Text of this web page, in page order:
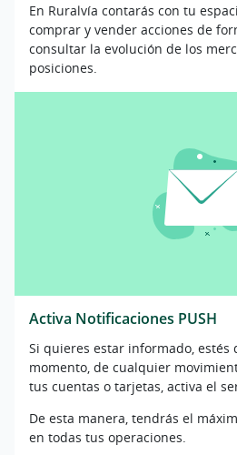
En Ruralvía contarás con tu
comprar y vender acciones de
consultar la evolución de los
posiciones.
Activa Notificaciones PUSH
Si quieres estar informado, estés
momento, de cualquier
tus cuentas o tarjetas, activa el
De esta manera, tendrás el
en todas tus operaciones.